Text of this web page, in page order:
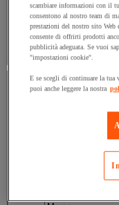
Valore facet
Francia(1)
scambiare informazioni con il
consentono al nostro team di
prestazioni del nostro sito Web
consente di offrirti prodotti
pubblicità adeguata. Se vuoi
"impostazioni cookie".
E se scegli di continuare la tua
puoi anche leggere la nostra